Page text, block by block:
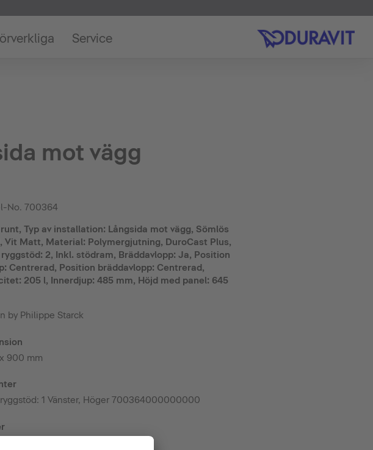
Service
mot vägg
No. 700364
Typ av installation: Långsida mot vägg, Sömlös
Vit Matt, Material: Polymergjutning, DuroCast Plus,
2, Inkl. stödram, Bräddavlopp: Ja, Position
Centrerad, Position bräddavlopp: Centrerad,
205 l, Innerdjup: 485 mm, Höjd med panel: 645
by Philippe Starck
900 mm
1 Vänster, Höger 700364000000000